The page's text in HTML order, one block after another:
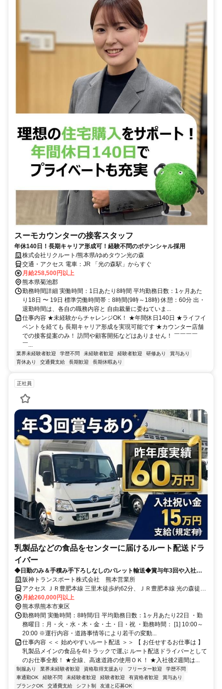
スーモカウンターの接客スタッフ
年休140日！長期キャリア形成可！経験不問のポテンシャル採用
株式会社リクルート/熊本県/ゆめタウン光の森
交通・アクセス 電車：JR 「光の森駅」からすぐ
月給258,500円以上
熊本県菊池郡
勤務時間詳細 実働時間：1日あたり8時間 平均勤務日数：1ヶ月あた
り18日 〜 19日 標準労働時間帯：8時間(9時～18時) 休憩：60分 出・
退勤時間は、各自の職務内容と 自由裁量に委ねていま...
仕事内容 ★未経験からチャレンジOK！ ★年間休日140日 ★ライフイ
ベントを経ても 長期キャリア形成を実現可能です ★カウンター店舗
での接客提案のみ！ 訪問や顧客開拓などはありません！ ￣￣￣￣
￣...
業界未経験者歓迎 学歴不問 未経験者歓迎 経験者歓迎 研修あり
賞与あり
育休あり
交通費支給 長期歓迎 長期休暇あり
正社員
乳製品などの食品をセンターに届けるルート配送ドラ
イバー
◆日勤のみ＆手積み手下ろしなしのパレット輸送◆賞与年3回や入社祝
金など厚待遇の4tドライバー！未経験から転職された方も活躍中！
阪神トランスポート株式会社 熊本営業所
アクセス ＪＲ豊肥本線 三里木徒歩約62分、ＪＲ豊肥本線 光の森徒歩
約63分、ＪＲ豊肥本線 武蔵塚徒歩約66分
月給260,000円以上
熊本県熊本市東区
勤務時間 実働時間：8時間/日 平均勤務日数：1ヶ月あたり22日 ・勤
務曜日：月・火・水・木・金・土・日・祝 ・勤務時間： [1] 10:00～
20:00 ※運行内容・道路事情等により若干の変動...
仕事内容 ＜＜ 始めやすいルート配送 ＞＞ 【 お任せするお仕事は 】
乳製品メインの食品を4tトラックで運ぶ ルート配送ドライバーとして
のお仕事全般！ ★全線、高速道路の使用ＯＫ！ ★入社後2週間は...
制服あり 業界未経験者歓迎 資格取得支援あり フリーター歓迎
学歴不問
車通勤OK
経験不問 未経験者歓迎 経験者歓迎 有資格者歓迎
賞与あり
ブランクOK
交通費支給 シフト制 友達と応募OK